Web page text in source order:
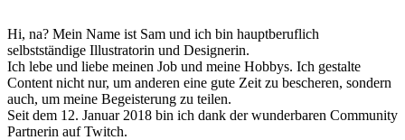
Hi, na? Mein Name ist Sam und ich bin hauptberuflich
selbstständige Illustratorin und Designerin.
Ich lebe und liebe meinen Job und meine Hobbys. Ich gestalte
Content nicht nur, um anderen eine gute Zeit zu bescheren, sondern
auch, um meine Begeisterung zu teilen.
Seit dem 12. Januar 2018 bin ich dank der wunderbaren Community
Partnerin auf Twitch.